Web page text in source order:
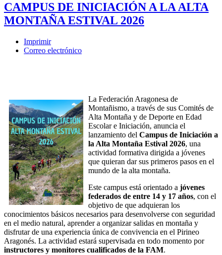
CAMPUS DE INICIACIÓN A LA ALTA
MONTAÑA ESTIVAL 2026
Imprimir
Correo electrónico
La Federación Aragonesa de
Montañismo, a través de sus Comités de
Alta Montaña y de Deporte en Edad
Escolar e Iniciación, anuncia el
lanzamiento del Campus de Iniciación a
la Alta Montaña Estival 2026, una
actividad formativa dirigida a jóvenes
que quieran dar sus primeros pasos en el
mundo de la alta montaña.
Este campus está orientado a jóvenes
federados de entre 14 y 17 años, con el
objetivo de que adquieran los
conocimientos básicos necesarios para desenvolverse con seguridad
en el medio natural, aprender a organizar salidas en montaña y
disfrutar de una experiencia única de convivencia en el Pirineo
Aragonés. La actividad estará supervisada en todo momento por
instructores y monitores cualificados de la FAM.